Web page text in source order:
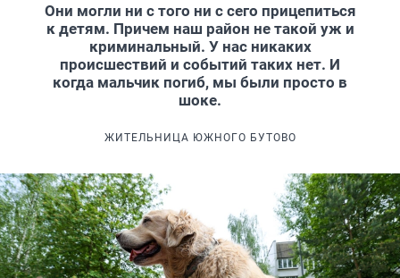
Они могли ни с того ни с сего прицепиться
к детям. Причем наш район не такой уж и
криминальный. У нас никаких
происшествий и событий таких нет. И
когда мальчик погиб, мы были просто в
шоке.
ЖИТЕЛЬНИЦА ЮЖНОГО БУТОВО